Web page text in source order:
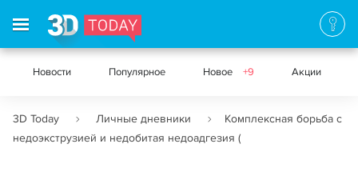
Новости Популярное Новое +9 Акции
3D Today Личные дневники
Комплексная борьба с
недоэкструзией и недобитая недоадгезия (